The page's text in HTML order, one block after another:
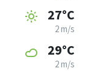
27°C
2 m/s
29°C
2 m/s